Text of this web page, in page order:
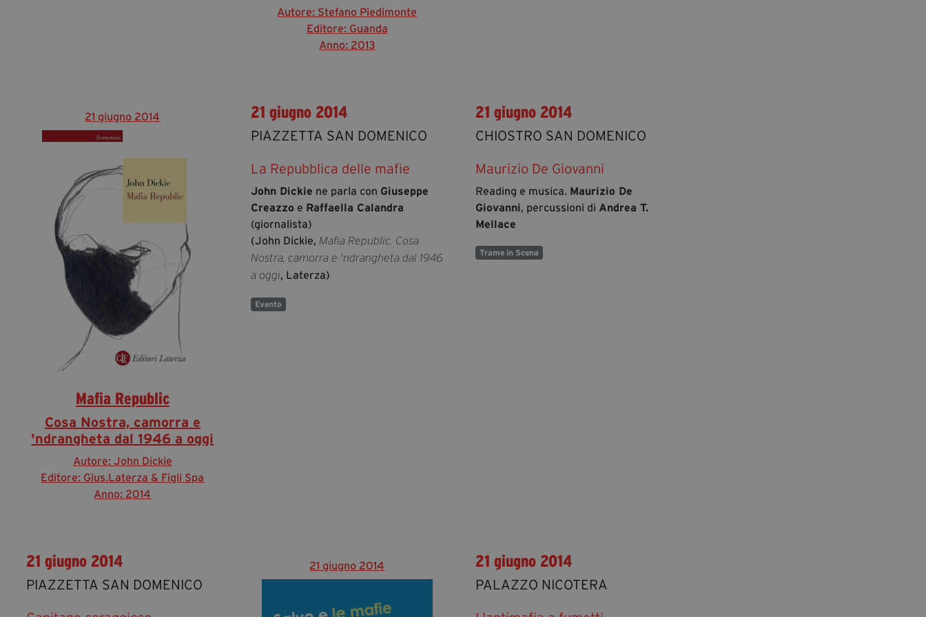
Autore: Stefano Piedimonte
Editore: Guanda
Anno: 2013
21 giugno 2014
Mafia Republic
Cosa Nostra, camorra e
'ndrangheta dal 1946 a oggi
Autore: John Dickie
Editore: Gius.Laterza & Figli Spa
Anno: 2014
21 giugno 2014
PIAZZETTA SAN DOMENICO
La Repubblica delle mafie
John Dickie ne parla con Giuseppe
Creazzo e Raffaella Calandra
(giornalista)
(John Dickie, Mafia Republic. Cosa
Nostra, camorra e 'ndrangheta dal 1946
a oggi, Laterza)
Evento
21 giugno 2014
CHIOSTRO SAN DOMENICO
Maurizio De Giovanni
Reading e musica. Maurizio De
Giovanni, percussioni di Andrea T.
Mellace
Trame in Scena
21 giugno 2014
PIAZZETTA SAN DOMENICO
21 giugno 2014 21 giugno 2014
PALAZZO NICOTERA